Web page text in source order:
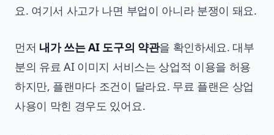
요. 여기서 사고가 나면 부업이 아니라 분쟁이 돼요.
먼저 내가 쓰는 AI 도구의 약관을 확인하세요. 대부
분의 유료 AI 이미지 서비스는 상업적 이용을 허용
하지만, 플랜마다 조건이 달라요. 무료 플랜은 상업
사용이 막힌 경우도 있어요.